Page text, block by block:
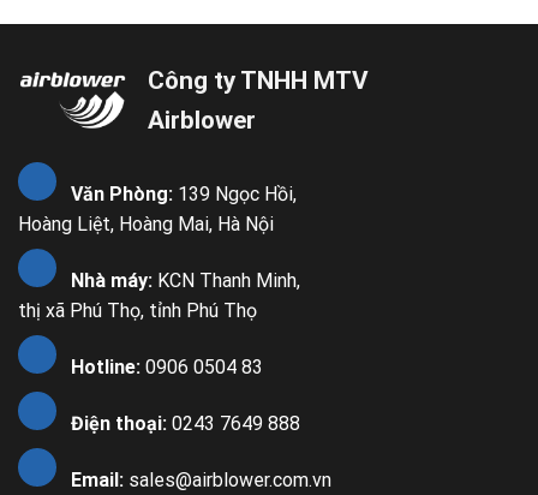
Công ty TNHH MTV
Airblower
Văn Phòng: 139 Ngọc Hồi,
Hoàng Liệt, Hoàng Mai, Hà Nội
Nhà máy: KCN Thanh Minh,
thị xã Phú Thọ, tỉnh Phú Thọ
Hotline: 0906 0504 83
Điện thoại: 0243 7649 888
Email: sales@airblower.com.vn